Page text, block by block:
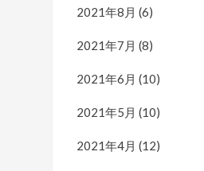
2021年8月 (6)
2021年7月 (8)
2021年6月 (10)
2021年5月 (10)
2021年4月 (12)